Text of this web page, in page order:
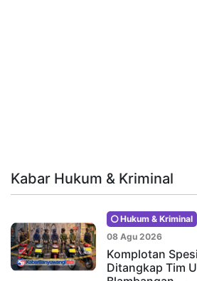
Kabar Hukum & Kriminal
Hukum & Kriminal
08 Agu 2026
Komplotan
Ditangkap Tim